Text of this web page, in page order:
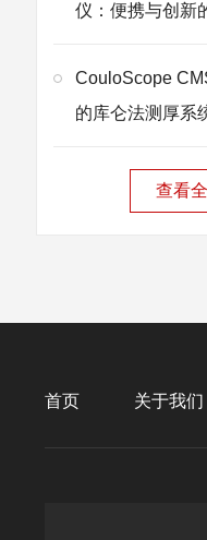
仪：便携与创新
CouloScope
的库仑法测厚系
查看
首页 关于我们